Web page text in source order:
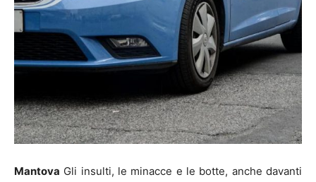
Mantova Gli insulti, le minacce e le botte, anche davanti